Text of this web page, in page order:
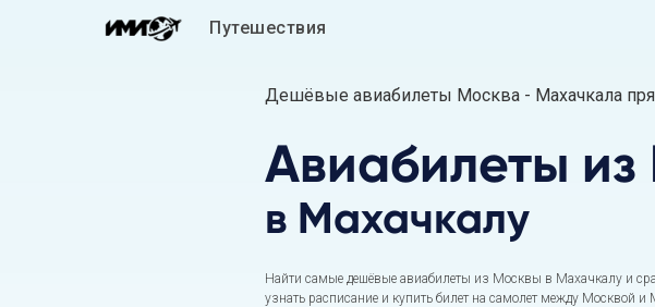
Путешествия
Дешёвые авиабилеты Москва - Махачкала
Авиабилеты
в Махачкалу
Найти самые дешёвые авиабилеты из Москвы в Махачкалу и
узнать расписание и купить билет на самолет между Москвой и